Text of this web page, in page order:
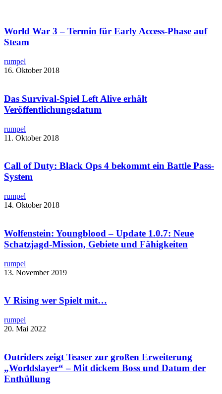
World War 3 – Termin für Early Access-Phase auf
Steam
rumpel
16. Oktober 2018
Das Survival-Spiel Left Alive erhält
Veröffentlichungsdatum
rumpel
11. Oktober 2018
Call of Duty: Black Ops 4 bekommt ein Battle Pass-
System
rumpel
14. Oktober 2018
Wolfenstein: Youngblood – Update 1.0.7: Neue
Schatzjagd-Mission, Gebiete und Fähigkeiten
rumpel
13. November 2019
V Rising wer Spielt mit…
rumpel
20. Mai 2022
Outriders zeigt Teaser zur großen Erweiterung
„Worldslayer“ – Mit dickem Boss und Datum der
Enthüllung